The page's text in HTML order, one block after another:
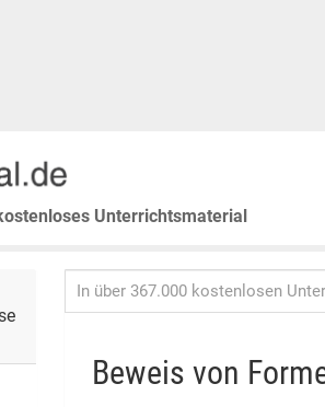
Unterrichtsmaterial
Beweis von